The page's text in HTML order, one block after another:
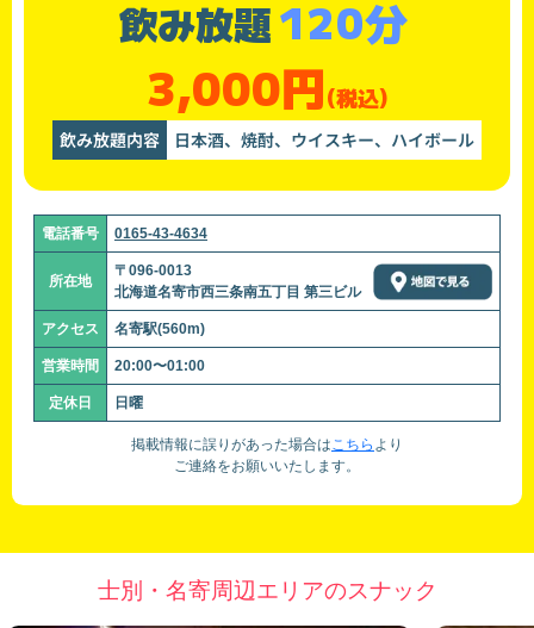
飲み放題120分
3,000円(税込)
飲み放題内容 日本酒、焼酎、ウイスキー、ハイボール
電話番号 0165-43-4634
所在地
〒096-0013
北海道名寄市西三条南五丁目 第三ビル
アクセス 名寄駅(560m)
営業時間 20:00〜01:00
定休日 日曜
掲載情報に誤りがあった場合はこちら より
ご連絡をお願いいたします。
士別・名寄周辺エリアのスナック